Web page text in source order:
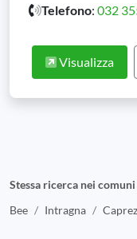
Telefono: 032
Visualizza
Stessa ricerca nei
Bee
Intragna